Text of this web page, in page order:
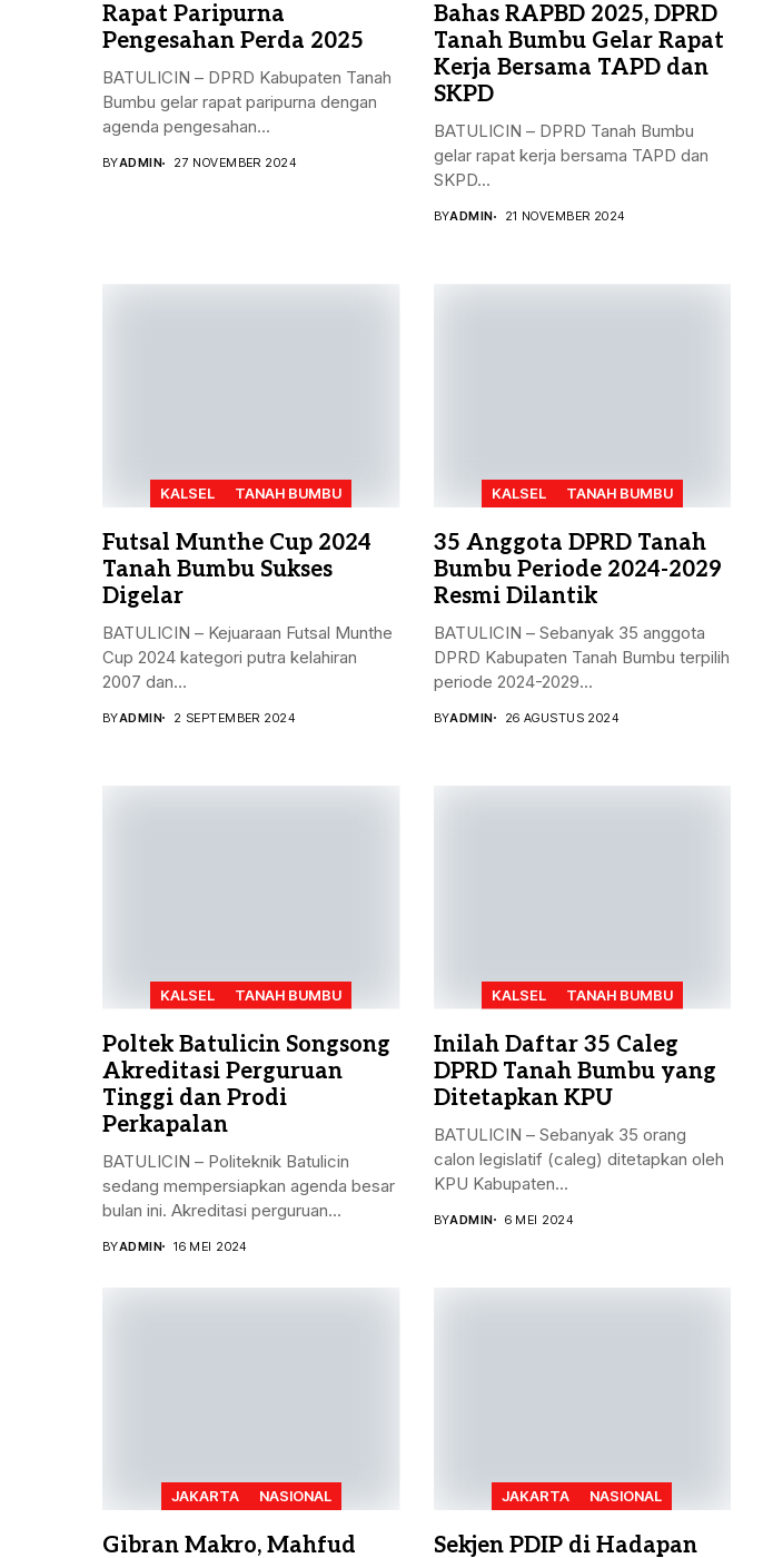
Rapat Paripurna
Pengesahan Perda 2025
BATULICIN – DPRD Kabupaten Tanah
Bumbu gelar rapat paripurna dengan
agenda pengesahan...
BYADMIN 27 NOVEMBER 2024
Bahas RAPBD 2025, DPRD
Tanah Bumbu Gelar Rapat
Kerja Bersama TAPD dan
SKPD
BATULICIN – DPRD Tanah Bumbu
gelar rapat kerja bersama TAPD dan
SKPD...
BYADMIN 21 NOVEMBER 2024
KALSEL TANAH BUMBU
Futsal Munthe Cup 2024
Tanah Bumbu Sukses
Digelar
BATULICIN – Kejuaraan Futsal Munthe
Cup 2024 kategori putra kelahiran
2007 dan...
BYADMIN 2 SEPTEMBER 2024
KALSEL TANAH BUMBU
35 Anggota DPRD Tanah
Bumbu Periode 2024-2029
Resmi Dilantik
BATULICIN – Sebanyak 35 anggota
DPRD Kabupaten Tanah Bumbu terpilih
periode 2024-2029...
BYADMIN 26 AGUSTUS 2024
KALSEL TANAH BUMBU
Poltek Batulicin Songsong
Akreditasi Perguruan
Tinggi dan Prodi
Perkapalan
BATULICIN – Politeknik Batulicin
sedang mempersiapkan agenda besar
bulan ini. Akreditasi perguruan...
BYADMIN 16 MEI 2024
KALSEL TANAH BUMBU
Inilah Daftar 35 Caleg
DPRD Tanah Bumbu yang
Ditetapkan KPU
BATULICIN – Sebanyak 35 orang
calon legislatif (caleg) ditetapkan oleh
KPU Kabupaten...
BYADMIN 6 MEI 2024
JAKARTA NASIONAL
Gibran Makro, Mahfud
JAKARTA NASIONAL
Sekjen PDIP di Hadapan